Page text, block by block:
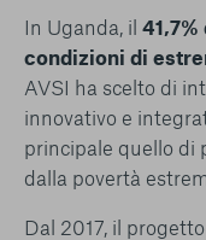
In Uganda, il
condizioni di
AVSI ha scelto di
innovativo e
principale quello di
dalla povertà
Dal 2017, il progetto